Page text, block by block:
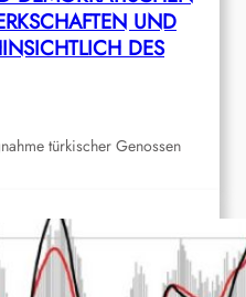
UND
DES
türkischer Genossen